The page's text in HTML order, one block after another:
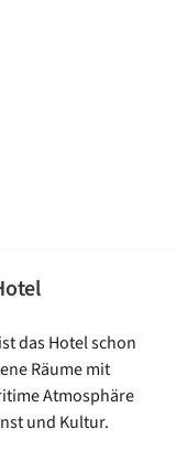
das Hotel schon
Räume mit
Atmosphäre
und Kultur.